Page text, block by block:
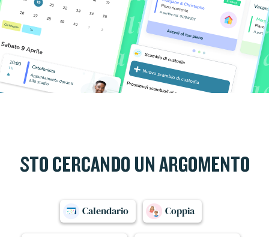
STO CERCANDO UN ARGOMENTO
Calendario Coppia